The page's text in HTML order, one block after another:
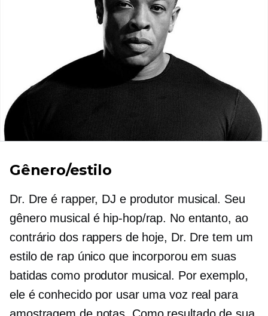
Gênero/estilo
Dr. Dre é rapper, DJ e produtor musical. Seu
gênero musical é hip-hop/rap. No entanto, ao
contrário dos rappers de hoje, Dr. Dre tem um
estilo de rap único que incorporou em suas
batidas como produtor musical. Por exemplo,
ele é conhecido por usar uma voz real para